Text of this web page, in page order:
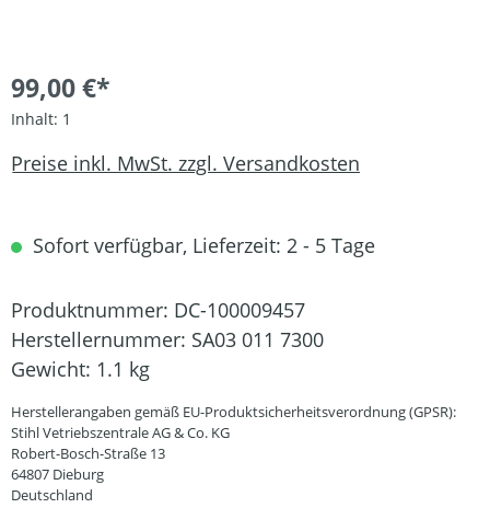
99,00 €*
Inhalt: 1
Preise inkl. MwSt. zzgl. Versandkosten
Sofort verfügbar, Lieferzeit: 2 - 5 Tage
Produktnummer: DC-100009457
Herstellernummer: SA03 011 7300
Gewicht: 1.1 kg
Herstellerangaben gemäß EU-Produktsicherheitsverordnung (GPSR):
Stihl Vetriebszentrale AG & Co. KG
Robert-Bosch-Straße 13
64807 Dieburg
Deutschland